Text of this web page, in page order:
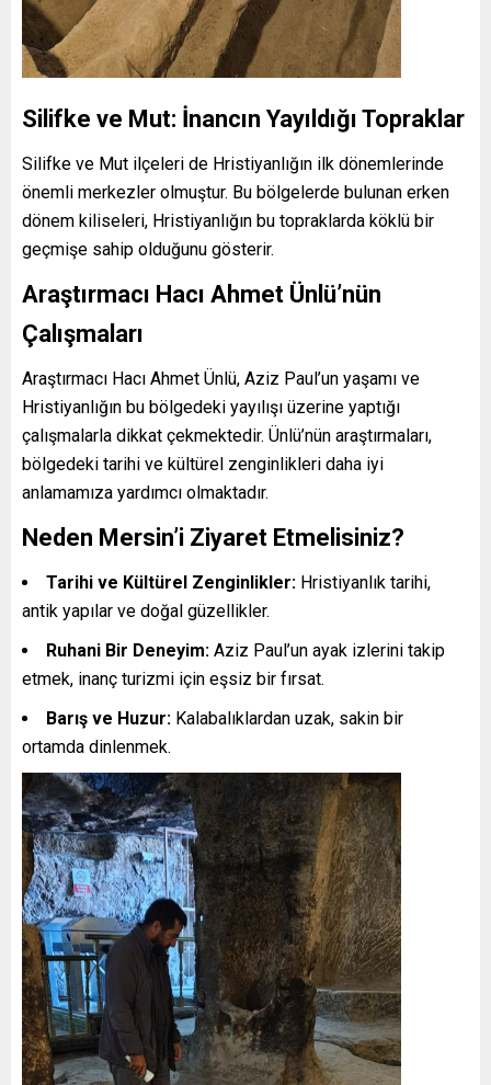
Silifke ve Mut: İnancın Yayıldığı Topraklar
Silifke ve Mut ilçeleri de Hristiyanlığın ilk dönemlerinde
önemli merkezler olmuştur. Bu bölgelerde bulunan erken
dönem kiliseleri, Hristiyanlığın bu topraklarda köklü bir
geçmişe sahip olduğunu gösterir.
Araştırmacı Hacı Ahmet Ünlü’nün
Çalışmaları
Araştırmacı Hacı Ahmet Ünlü, Aziz Paul’un yaşamı ve
Hristiyanlığın bu bölgedeki yayılışı üzerine yaptığı
çalışmalarla dikkat çekmektedir. Ünlü’nün araştırmaları,
bölgedeki tarihi ve kültürel zenginlikleri daha iyi
anlamamıza yardımcı olmaktadır.
Neden Mersin’i Ziyaret Etmelisiniz?
Tarihi ve Kültürel Zenginlikler: Hristiyanlık tarihi,
antik yapılar ve doğal güzellikler.
Ruhani Bir Deneyim: Aziz Paul’un ayak izlerini takip
etmek, inanç turizmi için eşsiz bir fırsat.
Barış ve Huzur: Kalabalıklardan uzak, sakin bir
ortamda dinlenmek.